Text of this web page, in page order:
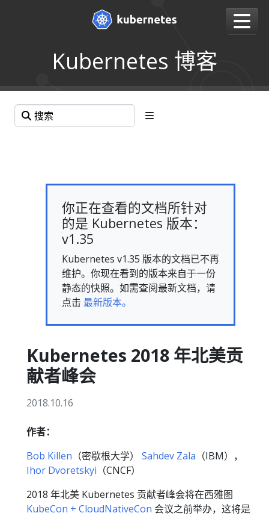
Kubernetes 博客
你正在查看的文档所针对
的是 Kubernetes 版本：
v1.35
Kubernetes v1.35 版本的文档已不再
维护。你现在看到的版本来自于一份
静态的快照。如需查阅最新文档，请
点击 最新版本。
Kubernetes 2018 年北美贡
献者峰会
2018.10.16
作者：
Bob Killen （密歇根大学） Sahdev Zala （IBM），
Ihor Dvoretskyi （CNCF）
2018 年北美 Kubernetes 贡献者峰会将在西雅图
KubeCon + CloudNativeCon 会议之前举办，这将是